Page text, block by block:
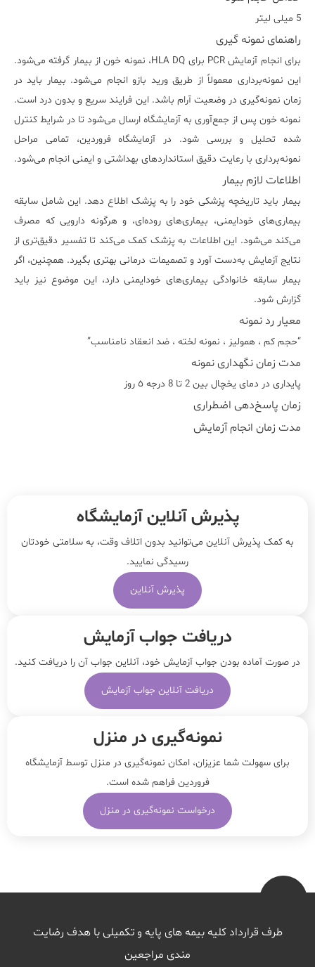
5 میلی لیتر
راهنمای نمونه گیری
برای انجام آزمایش PCR برای HLA DQ، نمونه خون از بیمار گرفته می‌شود.
این نمونه‌برداری معمولاً از طریق ورید بازو انجام می‌شود. بیمار باید در
زمان نمونه‌گیری در وضعیت آرام باشد. این فرایند سریع و بدون درد است.
نمونه خون پس از جمع‌آوری به آزمایشگاه ارسال می‌شود تا در شرایط کنترل
شده تحلیل و بررسی شود. در آزمایشگاه فروردین، تمامی مراحل
نمونه‌برداری با رعایت دقیق استانداردهای بهداشتی و ایمنی انجام می‌شود.
اطلاعات لازم بیمار
بیمار باید تاریخچه پزشکی خود را به پزشک اطلاع دهد. این شامل سابقه
بیماری‌های خودایمنی، بیماری‌های روده‌ای، و هرگونه دارویی که مصرف
می‌کند می‌شود. این اطلاعات به پزشک کمک می‌کند تا تفسیر دقیق‌تری از
نتایج آزمایش به‌دست آورد و تصمیمات درمانی بهتری بگیرد. همچنین، اگر
بیمار سابقه خانوادگی بیماری‌های خودایمنی دارد، این موضوع نیز باید
گزارش شود.
معیار رد نمونه
“حجم کم ، همولیز ، نمونه لخته ، ضد انعقاد نامناسب”
مدت زمان نگهداری نمونه
پایداری در دمای یخچال بین 2 تا 8 درجه ٥ روز
زمان پاسخ‌دهی اضطراری
مدت زمان انجام آزمایش
پذیرش آنلاین آزمایشگاه
به کمک پذیرش آنلاین می‌توانید بدون اتلاف وقت، به سلامتی خودتان
رسیدگی نمایید.
پذیرش آنلاین
دریافت جواب آزمایش
در صورت آماده بودن جواب آزمایش خود، آنلاین جواب‌ آن را دریافت کنید.
دریافت آنلاین جواب آزمایش
نمونه‌‌گیری در منزل
برای سهولت شما عزیزان، امکان نمونه‌گیری در منزل توسط آزمایشگاه
فروردین فراهم شده است.
درخواست نمونه‌گیری در منزل
طرف قرارداد کلیه بیمه های پایه و تکمیلی با هدف رضایت
مندی مراجعین